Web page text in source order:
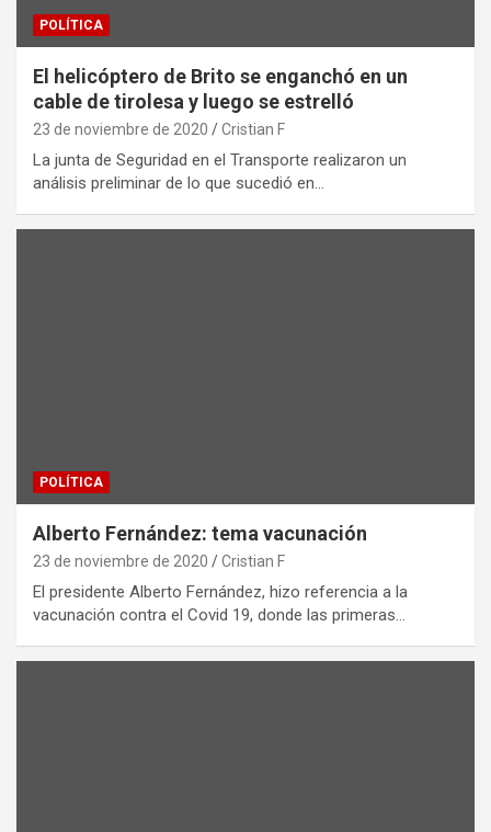
POLÍTICA
El helicóptero de Brito se enganchó en un
cable de tirolesa y luego se estrelló
23 de noviembre de 2020 Cristian F
La junta de Seguridad en el Transporte realizaron un
análisis preliminar de lo que sucedió en…
POLÍTICA
Alberto Fernández: tema vacunación
23 de noviembre de 2020 Cristian F
El presidente Alberto Fernández, hizo referencia a la
vacunación contra el Covid 19, donde las primeras…